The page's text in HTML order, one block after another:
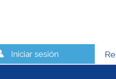
Iniciar sesión